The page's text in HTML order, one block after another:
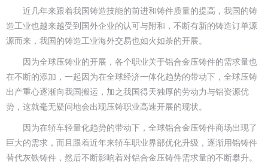
近几年来跟着我国铸造技能的前进和铸件质量的提高，我国的铸
造工业也越来越受到国外企业的认可与附和，不断有新的铸造订单源
源而来，我国的铸造工业海外交易也如火如荼的开展。
因为全球压铸业的开展，各个职业关于铝合金压铸件的需求量也
在不断的添加，一起因为在全球经济一体化趋势的带动下，全球压铸
出产重心逐渐向我国搬运，加之我国得天独厚的劳动力与铝资源优
势，这就毫无疑问地会出现压铸职业高速开展的现状。
因为在轿车轻量化趋势的带动下，全球铝合金压铸件商场出现了
巨大的需求，而且跟着近年来轿车职业界部优化升级，逐渐用铝铸件
替代灰铁铸件，然后不断影响着对铝合金压铸件需求量的不断攀升。